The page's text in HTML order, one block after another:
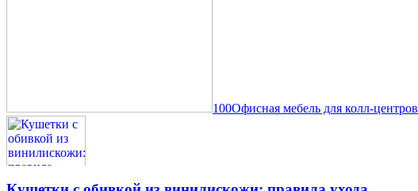
100Офисная мебель для колл-центров